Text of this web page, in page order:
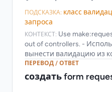
ПОДСКАЗКА: класс
запроса
КОНТЕКСТ: Use
out of controllers. -
вынести валидацию из
ПЕРЕВОД / ОТВЕТ
создать form